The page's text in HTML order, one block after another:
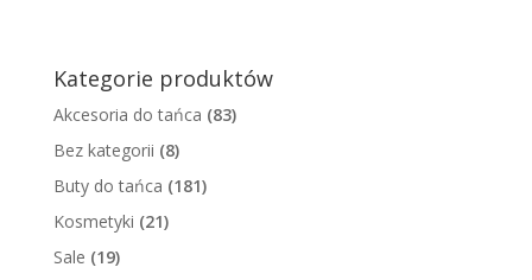
zł570,00.zł250,00.
Kategorie produktów
Akcesoria do tańca (83)
Bez kategorii (8)
Buty do tańca (181)
Kosmetyki (21)
Sale (19)